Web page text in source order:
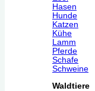
Hasen
Hunde
Katzen
Kühe
Lamm
Pferde
Schafe
Schweine
Waldtiere